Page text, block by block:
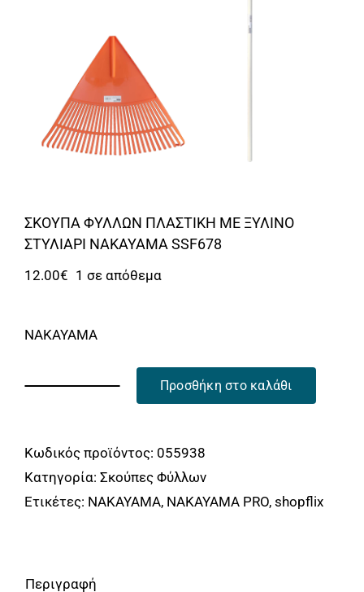
Περισσότερα
Επικοινωνία
ΣΚΟΥΠΑ ΦΥΛΛΩΝ ΠΛΑΣΤΙΚΗ ΜΕ ΞΥΛΙΝΟ
ΣΤΥΛΙΑΡΙ NAKAYAMA SSF678
12.00€ 1 σε απόθεμα
NAKAYAMA
ΠΛΑΣΤΙΚΗ
ΜΕ
ΞΥΛΙΝΟ
Προσθήκη στο καλάθι
Κωδικός προϊόντος: 055938
Κατηγορία: Σκούπες Φύλλων
Ετικέτες: NAKAYAMA, NAKAYAMA PRO, shopflix
Περιγραφή